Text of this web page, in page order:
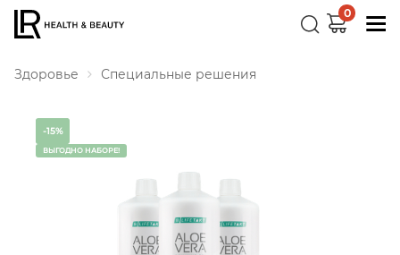
0
Здоровье Специальные решения
-15%
ВЫГОДНО НАБОРЕ!